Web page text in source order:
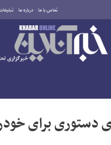
تماس با ما درباره ما
یکشنبه ۱۸ مرداد ۱۴۰۵
دستوری برای